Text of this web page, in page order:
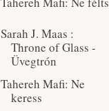
Sarah J. Maas :
Throne of Glass -
Üvegtrón
Tahereh Mafi: Ne
keress